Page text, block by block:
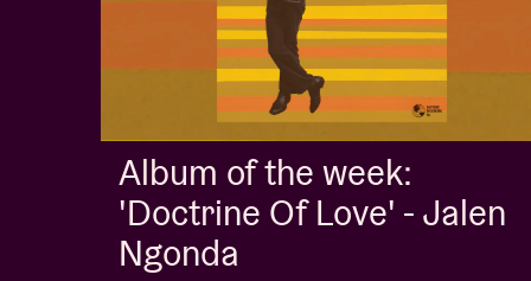
Album of the week:
'Doctrine Of Love' - Jalen
Ngonda